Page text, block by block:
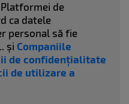
de
ca datele
personal să fie
și Companiile
de confidențialitate
de utilizare a